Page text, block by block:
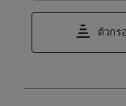
ตัวกร
1